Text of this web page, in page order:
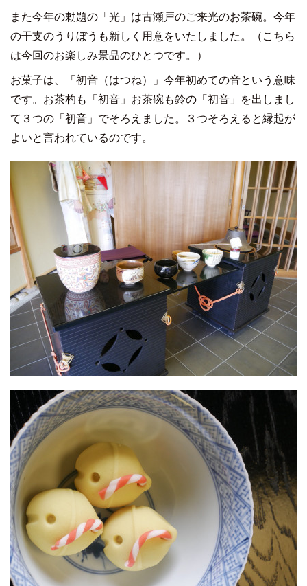
また今年の勅題の「光」は古瀬戸のご来光のお茶碗。今年
の干支のうりぼうも新しく用意をいたしました。（こちら
は今回のお楽しみ景品のひとつです。）
お菓子は、「初音（はつね）」今年初めての音という意味
です。お茶杓も「初音」お茶碗も鈴の「初音」を出しまし
て３つの「初音」でそろえました。３つそろえると縁起が
よいと言われているのです。